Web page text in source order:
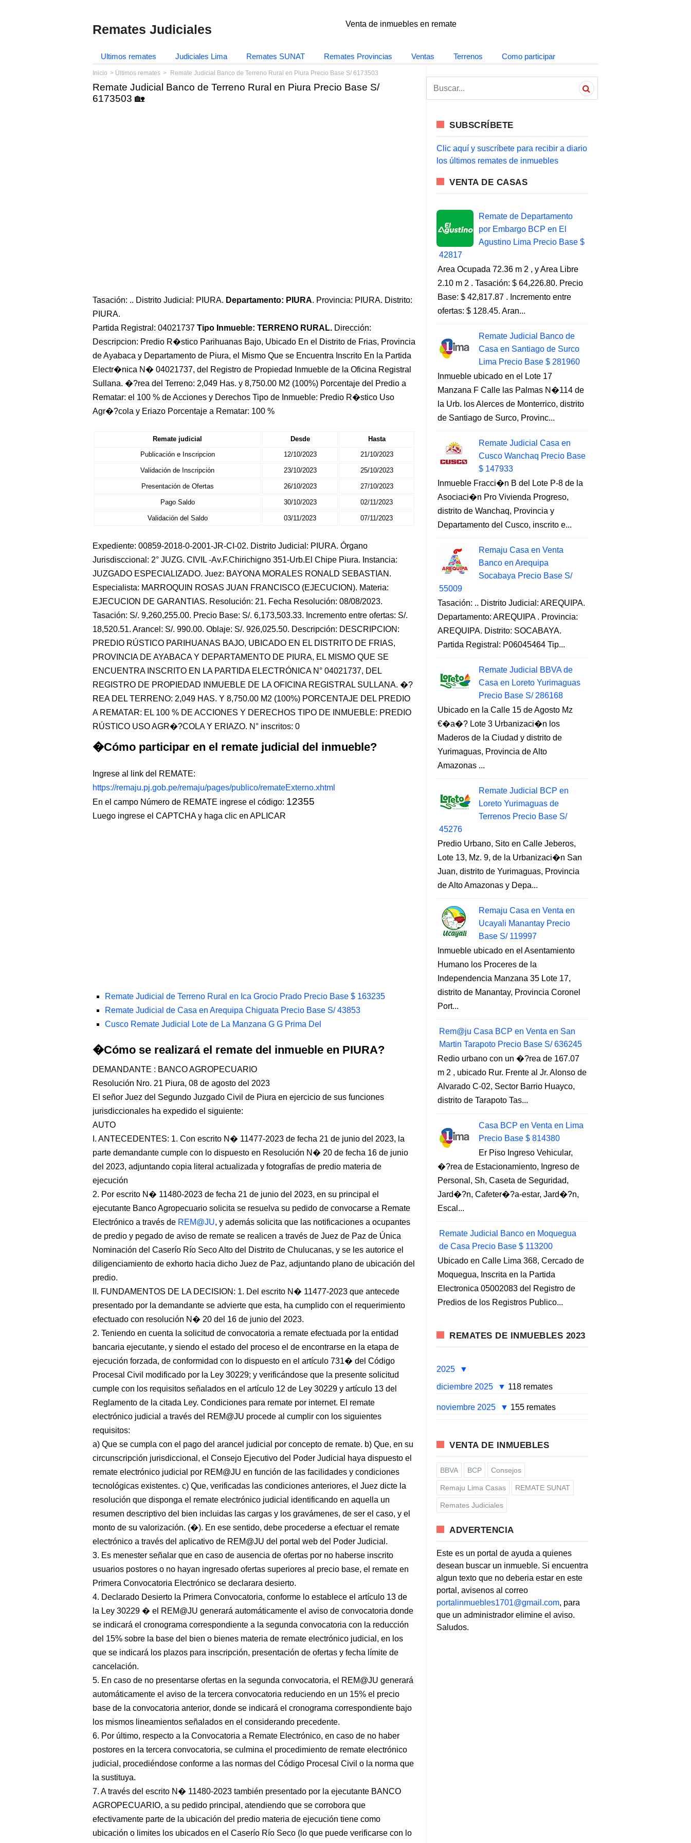
Remates Judiciales Venta de inmuebles en remate
Ultimos remates Judiciales Lima Remates SUNAT Remates Provincias Ventas Terrenos Como participar
Inicio Últimos remates Remate Judicial Banco de Terreno Rural en Piura Precio Base S/ 6173503
Remate Judicial Banco de Terreno Rural en Piura Precio Base S/
6173503 🏡
Tasación: .. Distrito Judicial: PIURA. Departamento: PIURA. Provincia: PIURA. Distrito:
PIURA.
Partida Registral: 04021737 Tipo Inmueble: TERRENO RURAL. Dirección:
Descripcion: Predio R�stico Parihuanas Bajo, Ubicado En el Distrito de Frias, Provincia
de Ayabaca y Departamento de Piura, el Mismo Que se Encuentra Inscrito En la Partida
Electr�nica N� 04021737, del Registro de Propiedad Inmueble de la Oficina Registral
Sullana. �?rea del Terreno: 2,049 Has. y 8,750.00 M2 (100%) Porcentaje del Predio a
Rematar: el 100 % de Acciones y Derechos Tipo de Inmueble: Predio R�stico Uso
Agr�?cola y Eriazo Porcentaje a Rematar: 100 %
Remate judicial Desde
Hasta
Publicación e Inscripcion
12/10/2023 21/10/2023
Validación de Inscripción 23/10/2023 25/10/2023
Presentación de Ofertas 26/10/2023 27/10/2023
Pago Saldo 30/10/2023 02/11/2023
Validación del Saldo 03/11/2023 07/11/2023
Expediente: 00859-2018-0-2001-JR-CI-02. Distrito Judicial: PIURA. Órgano
Jurisdisccional: 2° JUZG. CIVIL -Av.F.Chirichigno 351-Urb.El Chipe Piura. Instancia:
JUZGADO ESPECIALIZADO. Juez: BAYONA MORALES RONALD SEBASTIAN.
Especialista: MARROQUIN ROSAS JUAN FRANCISCO (EJECUCION). Materia:
EJECUCION DE GARANTIAS. Resolución: 21. Fecha Resolución: 08/08/2023.
Tasación: S/. 9,260,255.00. Precio Base: S/. 6,173,503.33. Incremento entre ofertas: S/.
18,520.51. Arancel: S/. 990.00. Oblaje: S/. 926,025.50. Descripción: DESCRIPCION:
PREDIO RÚSTICO PARIHUANAS BAJO, UBICADO EN EL DISTRITO DE FRIAS,
PROVINCIA DE AYABACA Y DEPARTAMENTO DE PIURA, EL MISMO QUE SE
ENCUENTRA INSCRITO EN LA PARTIDA ELECTRÓNICA N° 04021737, DEL
REGISTRO DE PROPIEDAD INMUEBLE DE LA OFICINA REGISTRAL SULLANA. �?
REA DEL TERRENO: 2,049 HAS. Y 8,750.00 M2 (100%) PORCENTAJE DEL PREDIO
A REMATAR: EL 100 % DE ACCIONES Y DERECHOS TIPO DE INMUEBLE: PREDIO
RÚSTICO USO AGR�?COLA Y ERIAZO. N° inscritos: 0
�Cómo participar en el remate judicial del inmueble?
Ingrese al link del REMATE:
https://remaju.pj.gob.pe/remaju/pages/publico/remateExterno.xhtml
En el campo Número de REMATE ingrese el código: 12355
Luego ingrese el CAPTCHA y haga clic en APLICAR
Remate Judicial de Terreno Rural en Ica Grocio Prado Precio Base $ 163235
Remate Judicial de Casa en Arequipa Chiguata Precio Base S/ 43853
Cusco Remate Judicial Lote de La Manzana G G Prima Del
�Cómo se realizará el remate del inmueble en PIURA?
DEMANDANTE : BANCO AGROPECUARIO
Resolución Nro. 21 Piura, 08 de agosto del 2023
El señor Juez del Segundo Juzgado Civil de Piura en ejercicio de sus funciones
jurisdiccionales ha expedido el siguiente:
AUTO
I. ANTECEDENTES: 1. Con escrito N� 11477-2023 de fecha 21 de junio del 2023, la
parte demandante cumple con lo dispuesto en Resolución N� 20 de fecha 16 de junio
del 2023, adjuntando copia literal actualizada y fotografías de predio materia de
ejecución
2. Por escrito N� 11480-2023 de fecha 21 de junio del 2023, en su principal el
ejecutante Banco Agropecuario solicita se resuelva su pedido de convocarse a Remate
Electrónico a través de REM@JU, y además solicita que las notificaciones a ocupantes
de predio y pegado de aviso de remate se realicen a través de Juez de Paz de Única
Nominación del Caserío Río Seco Alto del Distrito de Chulucanas, y se les autorice el
diligenciamiento de exhorto hacia dicho Juez de Paz, adjuntando plano de ubicación del
predio.
II. FUNDAMENTOS DE LA DECISION: 1. Del escrito N� 11477-2023 que antecede
presentado por la demandante se advierte que esta, ha cumplido con el requerimiento
efectuado con resolución N� 20 del 16 de junio del 2023.
2. Teniendo en cuenta la solicitud de convocatoria a remate efectuada por la entidad
bancaria ejecutante, y siendo el estado del proceso el de encontrarse en la etapa de
ejecución forzada, de conformidad con lo dispuesto en el artículo 731� del Código
Procesal Civil modificado por la Ley 30229; y verificándose que la presente solicitud
cumple con los requisitos señalados en el artículo 12 de Ley 30229 y artículo 13 del
Reglamento de la citada Ley. Condiciones para remate por internet. El remate
electrónico judicial a través del REM@JU procede al cumplir con los siguientes
requisitos:
a) Que se cumpla con el pago del arancel judicial por concepto de remate. b) Que, en su
circunscripción jurisdiccional, el Consejo Ejecutivo del Poder Judicial haya dispuesto el
remate electrónico judicial por REM@JU en función de las facilidades y condiciones
tecnológicas existentes. c) Que, verificadas las condiciones anteriores, el Juez dicte la
resolución que disponga el remate electrónico judicial identificando en aquella un
resumen descriptivo del bien incluidas las cargas y los gravámenes, de ser el caso, y el
monto de su valorización. (�). En ese sentido, debe procederse a efectuar el remate
electrónico a través del aplicativo de REM@JU del portal web del Poder Judicial.
3. Es menester señalar que en caso de ausencia de ofertas por no haberse inscrito
usuarios postores o no hayan ingresado ofertas superiores al precio base, el remate en
Primera Convocatoria Electrónico se declarara desierto.
4. Declarado Desierto la Primera Convocatoria, conforme lo establece el artículo 13 de
la Ley 30229 � el REM@JU generará automáticamente el aviso de convocatoria donde
se indicará el cronograma correspondiente a la segunda convocatoria con la reducción
del 15% sobre la base del bien o bienes materia de remate electrónico judicial, en los
que se indicará los plazos para inscripción, presentación de ofertas y fecha límite de
cancelación.
5. En caso de no presentarse ofertas en la segunda convocatoria, el REM@JU generará
automáticamente el aviso de la tercera convocatoria reduciendo en un 15% el precio
base de la convocatoria anterior, donde se indicará el cronograma correspondiente bajo
los mismos lineamientos señalados en el considerando precedente.
6. Por último, respecto a la Convocatoria a Remate Electrónico, en caso de no haber
postores en la tercera convocatoria, se culmina el procedimiento de remate electrónico
judicial, procediéndose conforme a las normas del Código Procesal Civil o la norma que
la sustituya.
7. A través del escrito N� 11480-2023 también presentado por la ejecutante BANCO
AGROPECUARIO, a su pedido principal, atendiendo que se corrobora que
efectivamente parte de la ubicación del predio materia de ejecución tiene como
ubicación o limites los ubicados en el Caserío Río Seco (lo que puede verificarse con lo
a
SUBSCRÍBETE
Clic aquí y suscríbete para recibir a diario
los últimos remates de inmuebles
VENTA DE CASAS
Remate de Departamento
por Embargo BCP en El
Agustino Lima Precio Base $
42817
Area Ocupada 72.36 m 2 , y Area Libre
2.10 m 2 . Tasación: $ 64,226.80. Precio
Base: $ 42,817.87 . Incremento entre
ofertas: $ 128.45. Aran...
Remate Judicial Banco de
Casa en Santiago de Surco
Lima Precio Base $ 281960
Inmueble ubicado en el Lote 17
Manzana F Calle las Palmas N�114 de
la Urb. los Alerces de Monterrico, distrito
de Santiago de Surco, Provinc...
Remate Judicial Casa en
Cusco Wanchaq Precio Base
$ 147933
Inmueble Fracci�n B del Lote P-8 de la
Asociaci�n Pro Vivienda Progreso,
distrito de Wanchaq, Provincia y
Departamento del Cusco, inscrito e...
Remaju Casa en Venta
Banco en Arequipa
Socabaya Precio Base S/
55009
Tasación: .. Distrito Judicial: AREQUIPA.
Departamento: AREQUIPA . Provincia:
AREQUIPA. Distrito: SOCABAYA.
Partida Registral: P06045464 Tip...
Remate Judicial BBVA de
Casa en Loreto Yurimaguas
Precio Base S/ 286168
Ubicado en la Calle 15 de Agosto Mz
€�a�? Lote 3 Urbanizaci�n los
Maderos de la Ciudad y distrito de
Yurimaguas, Provincia de Alto
Amazonas ...
Remate Judicial BCP en
Loreto Yurimaguas de
Terrenos Precio Base S/
45276
Predio Urbano, Sito en Calle Jeberos,
Lote 13, Mz. 9, de la Urbanizaci�n San
Juan, distrito de Yurimaguas, Provincia
de Alto Amazonas y Depa...
Remaju Casa en Venta en
Ucayali Manantay Precio
Base S/ 119997
Inmueble ubicado en el Asentamiento
Humano los Proceres de la
Independencia Manzana 35 Lote 17,
distrito de Manantay, Provincia Coronel
Port...
Rem@ju Casa BCP en Venta en San
Martin Tarapoto Precio Base S/ 636245
Redio urbano con un �?rea de 167.07
m 2 , ubicado Rur. Frente al Jr. Alonso de
Alvarado C-02, Sector Barrio Huayco,
distrito de Tarapoto Tas...
Casa BCP en Venta en Lima
Precio Base $ 814380
Er Piso Ingreso Vehicular,
�?rea de Estacionamiento, Ingreso de
Personal, Sh, Caseta de Seguridad,
Jard�?n, Cafeter�?a-estar, Jard�?n,
Escal...
Remate Judicial Banco en Moquegua
de Casa Precio Base $ 113200
Ubicado en Calle Lima 368, Cercado de
Moquegua, Inscrita en la Partida
Electronica 05002083 del Registro de
Predios de los Registros Publico...
REMATES DE INMUEBLES 2023
2025
diciembre 2025
118 remates
noviembre 2025 155 remates
VENTA DE INMUEBLES
BBVA BCP Consejos
Remaju Lima Casas REMATE SUNAT
Remates Judiciales
ADVERTENCIA
Este es un portal de ayuda a quienes
desean buscar un inmueble. Si encuentra
algun texto que no deberia estar en este
portal, avisenos al correo
portalinmuebles1701@gmail.com, para
que un administrador elimine el aviso.
Saludos.